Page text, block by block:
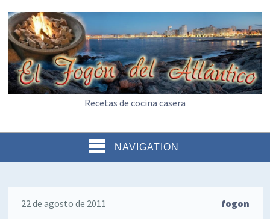
Recetas de cocina casera
NAVIGATION
22 de agosto de 2011 fogon